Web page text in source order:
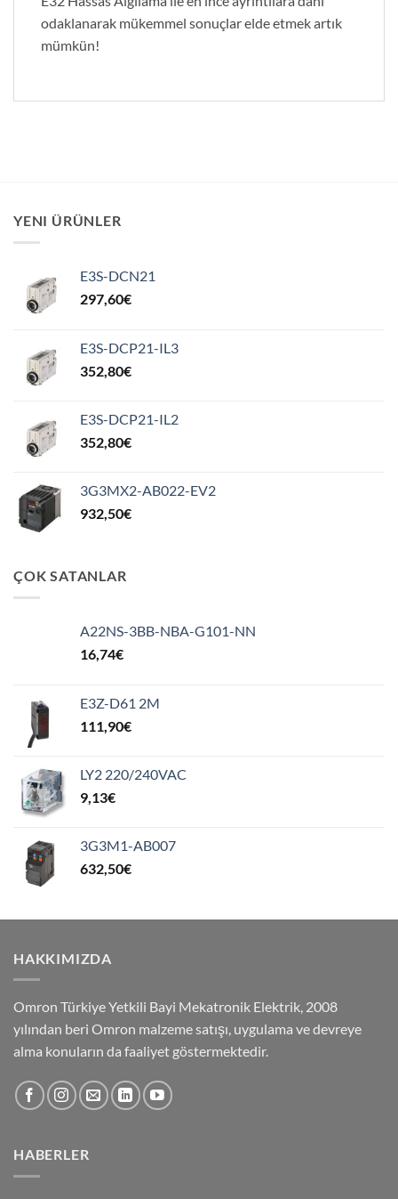
odaklanarak mükemmel sonuçlar elde etmek artık
mümkün!
YENI ÜRÜNLER
E3S-DCN21
297,60€
E3S-DCP21-IL3
352,80€
E3S-DCP21-IL2
352,80€
3G3MX2-AB022-EV2
932,50€
ÇOK SATANLAR
A22NS-3BB-NBA-G101-NN
16,74€
E3Z-D61 2M
111,90€
LY2 220/240VAC
9,13€
3G3M1-AB007
632,50€
HAKKIMIZDA
Omron Türkiye Yetkili Bayi Mekatronik Elektrik, 2008
yılından beri Omron malzeme satışı, uygulama ve devreye
alma konuların da faaliyet göstermektedir.
HABERLER